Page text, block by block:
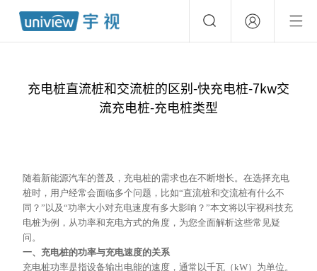
充电桩直流桩和交流桩的区别-快充电桩-7kw交
流充电桩-充电桩类型
随着新能源汽车的普及，充电桩的需求也在不断增长。在选择充电
桩时，用户经常会面临多个问题，比如“直流桩和交流桩有什么不
同？”以及“功率大小对充电速度有多大影响？”本文将以宇视科技充
电桩为例，从功率和充电方式的角度，为您全面解析这些常见疑
问。
一、充电桩的功率与充电速度的关系
充电桩功率是指设备输出电能的速度，通常以千瓦（kW）为单位。